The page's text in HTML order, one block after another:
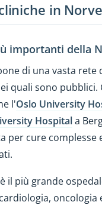
in
importanti della
di una vasta rete
quali sono pubblici.
l'Oslo University
Hospitala
per cure complesse
il più grande
oncologia